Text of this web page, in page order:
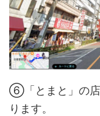
⑥「とまと」の店
ります。